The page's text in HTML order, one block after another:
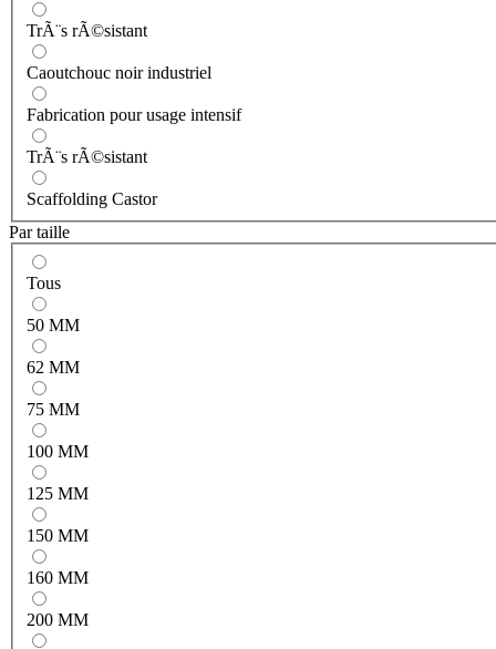
TrÃ¨s rÃ©sistant
Caoutchouc noir industriel
Fabrication pour usage intensif
TrÃ¨s rÃ©sistant
Scaffolding Castor
Par taille
Tous
50 MM
62 MM
75 MM
100 MM
125 MM
150 MM
160 MM
200 MM